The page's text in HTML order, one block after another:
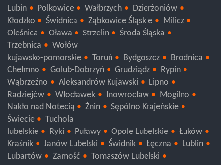
Lubin
Polkowice Wałbrzych
Dzierżoniów
Kłodzko
Świdnica Ząbkowice Śląskie
Milicz
Oleśnica
Oława Strzelin
Środa Śląska
Trzebnica
Wołów
kujawsko-pomorskie
Toruń Bydgoszcz
Brodnica
Chełmno
Golub-Dobrzyń Grudziądz
Rypin
Wąbrzeźno
Aleksandrów Kujawski
Lipno
Radziejów
Włocławek Inowrocław
Mogilno
Nakło nad Notecią
Żnin
Sępólno Krajeńskie
Świecie
Tuchola
lubelskie
Ryki Puławy Opole Lubelskie
Łuków
Kraśnik
Janów Lubelski Świdnik Łęczna
Lublin
Lubartów
Zamość
Tomaszów Lubelski